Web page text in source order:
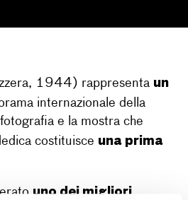
1944) rappresenta un
internazionale della
e la mostra che
costituisce una prima
uno dei migliori